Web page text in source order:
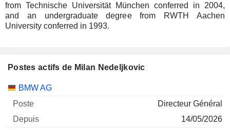
from Technische Universität München conferred in 2004,
and an undergraduate degree from RWTH Aachen
University conferred in 1993.
Postes actifs de Milan Nedeljkovic
Sociétés Poste
BMW AG
Directeur Général
14/05/2026